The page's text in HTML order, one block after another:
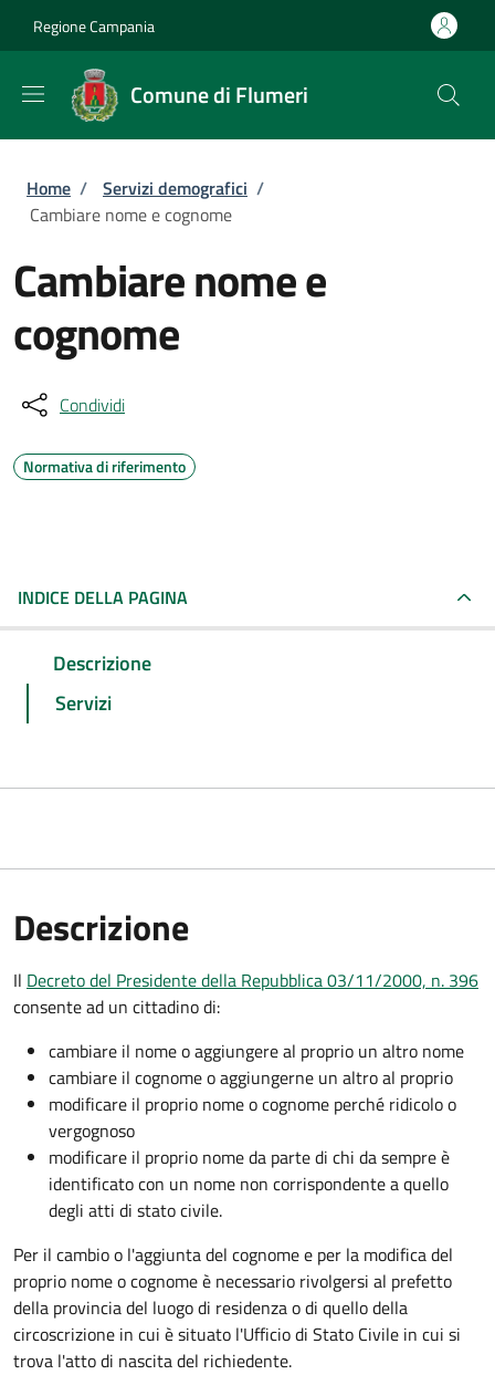
Regione Campania
Comune di Flumeri
Briciole di pane
Home / Servizi demografici /
Cambiare nome e cognome
Cambiare nome e
cognome
Condividi
Normativa di riferimento
INDICE DELLA PAGINA
Descrizione
Servizi
Descrizione
Il Decreto del Presidente della Repubblica 03/11/2000, n. 396
consente ad un cittadino di:
cambiare il nome o aggiungere al proprio un altro nome
cambiare il cognome o aggiungerne un altro al proprio
modificare il proprio nome o cognome perché ridicolo o
vergognoso
modificare il proprio nome da parte di chi da sempre è
identificato con un nome non corrispondente a quello
degli atti di stato civile.
Per il cambio o l'aggiunta del cognome e per la modifica del
proprio nome o cognome è necessario rivolgersi al prefetto
della provincia del luogo di residenza o di quello della
circoscrizione in cui è situato l'Ufficio di Stato Civile in cui si
trova l'atto di nascita del richiedente.